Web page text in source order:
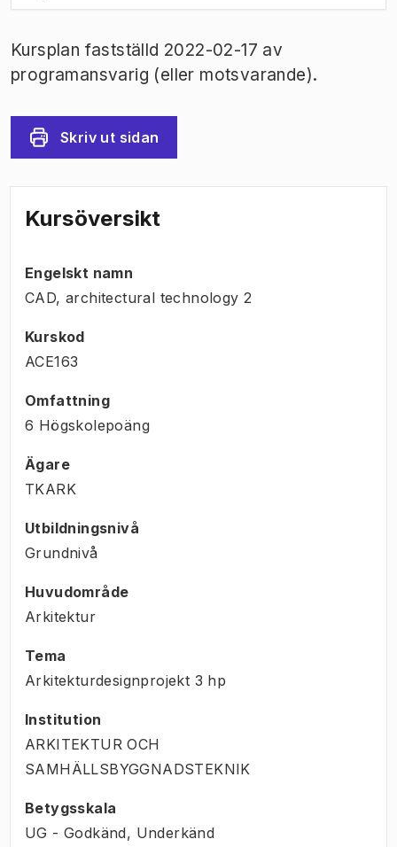
Kursplan fastställd 2022-02-17 av
programansvarig (eller motsvarande).
Skriv ut sidan
Kursöversikt
Engelskt namn
CAD, architectural technology 2
Kurskod
ACE163
Omfattning
6 Högskolepoäng
Ägare
TKARK
Utbildningsnivå
Grundnivå
Huvudområde
Arkitektur
Tema
Arkitekturdesignprojekt 3 hp
Institution
ARKITEKTUR OCH
SAMHÄLLSBYGGNADSTEKNIK
Betygsskala
UG - Godkänd, Underkänd